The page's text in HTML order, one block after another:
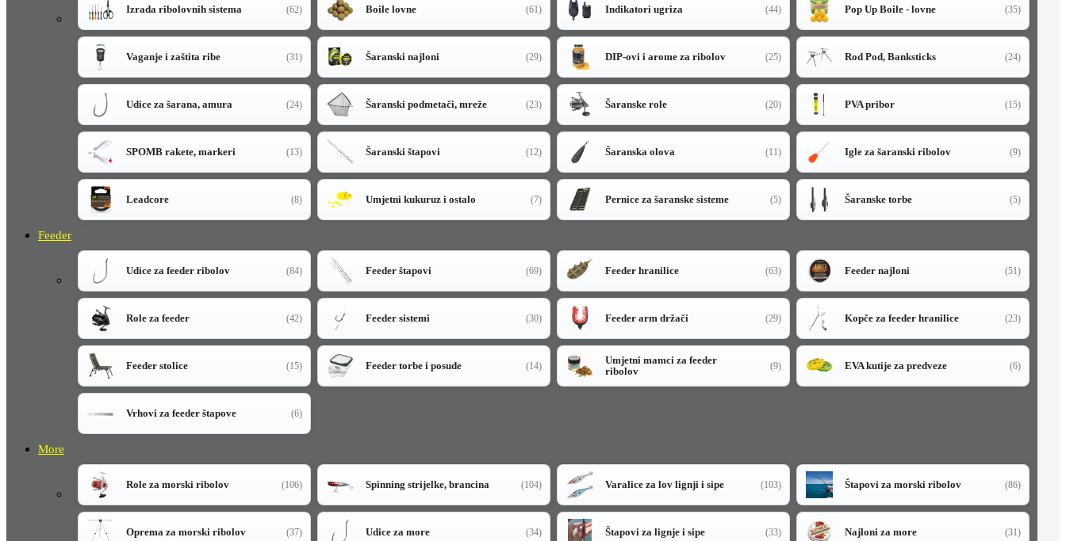
Izrada ribolovnih sistema (62) Boile lovne (61) Indikatori ugriza (44) Pop Up Boile - lovne (35)
Vaganje i zaštita ribe (31) Šaranski najloni (29) DIP-ovi i arome za ribolov (25) Rod Pod, Banksticks (24)
Udice za šarana, amura (24) Šaranski podmetači, mreže (23) Šaranske role (20) PVA pribor (15)
SPOMB rakete, markeri (13) Šaranski štapovi (12) Šaranska olova (11) Igle za šaranski ribolov (9)
Leadcore (8) Umjetni kukuruz i ostalo (7) Pernice za šaranske sisteme (5) Šaranske torbe (5)
Feeder
Udice za feeder ribolov (84) Feeder štapovi (69) Feeder hranilice (63) Feeder najloni (51)
Role za feeder (42) Feeder sistemi (30) Feeder arm držači (29) Kopče za feeder hranilice (23)
Feeder stolice (15) Feeder torbe i posude (14)
Umjetni mamci za feeder
ribolov
(9) EVA kutije za predveze (6)
Vrhovi za feeder štapove (6)
More
Role za morski ribolov (106) Spinning strijelke, brancina (104) Varalice za lov lignji i sipe (103) Štapovi za morski ribolov (86)
Oprema za morski ribolov (37) Udice za more (34) Štapovi za lignje i sipe (33) Najloni za more (31)